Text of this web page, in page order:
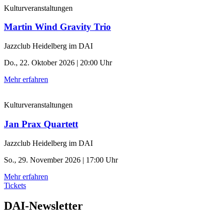
Kulturveranstaltungen
Martin Wind Gravity Trio
Jazzclub Heidelberg im DAI
Do., 22. Oktober 2026 | 20:00 Uhr
Mehr erfahren
Kulturveranstaltungen
Jan Prax Quartett
Jazzclub Heidelberg im DAI
So., 29. November 2026 | 17:00 Uhr
Mehr erfahren
Tickets
DAI-Newsletter